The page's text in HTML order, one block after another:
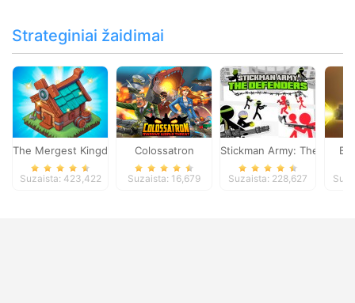
Strateginiai žaidimai
The Mergest Kingdom
Suzaista: 423,422
Colossatron
Suzaista: 16,679
Stickman Army: The
Suzaista: 228,627